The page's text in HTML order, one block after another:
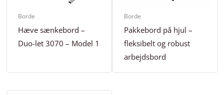
Borde
Hæve sænkebord –
Duo-let 3070 – Model 1
Borde
Pakkebord på hjul –
fleksibelt og robust
arbejdsbord